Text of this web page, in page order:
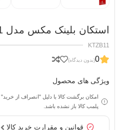
استکان بلینک مکس مدل KTZB11
KTZB11
0(بدون دیدگاه)
ویژگی های محصول
امکان برگشت کالا با دلیل "انصراف از
پلمب کالا باز نشده باشد.
قوانین و مقرارت خرید کالا